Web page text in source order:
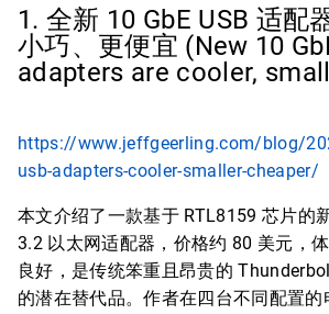
1. 全新 10 GbE USB 适配
小巧、更便宜 (New 10
adapters are cooler,
https://www.jeffgeerling.com/blog/
usb-adapters-cooler-smaller-cheaper/
本文介绍了一款基于 RTL8159 芯片的
3.2 以太网适配器，价格约 80 美元，
良好，是传统笨重且昂贵的
的潜在替代品。作者在四台不同配置